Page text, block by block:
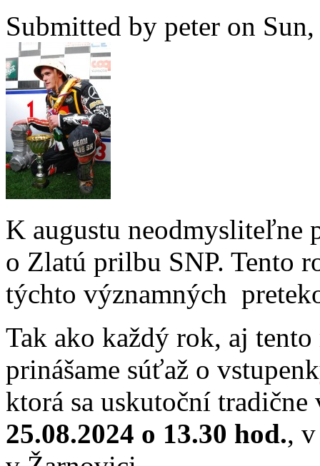
Submitted by peter on
K augustu neodmysliteľne
o Zlatú prilbu SNP. Tento
týchto
Tak ako každý rok, aj
prinášame súťaž o
ktorá sa uskutoční
25.08.2024 o 13.30 hod.,